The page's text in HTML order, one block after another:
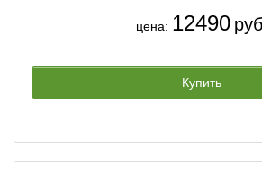
цена: 12490
Купить